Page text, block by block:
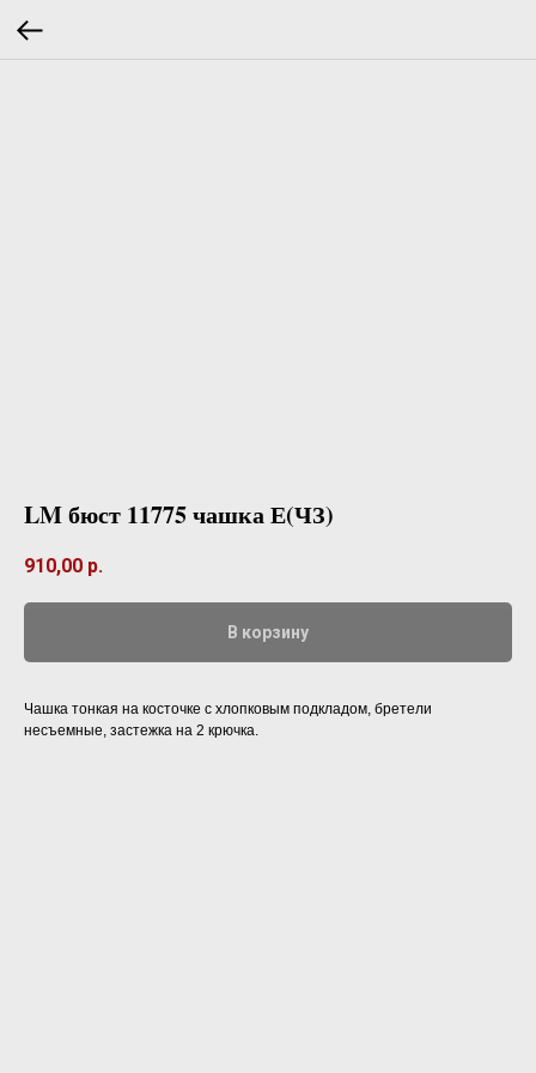
LM бюст 11775 чашка Е(ЧЗ)
910,00 р.
В корзину
Чашка тонкая на косточке с хлопковым подкладом, бретели
несъемные, застежка на 2 крючка.